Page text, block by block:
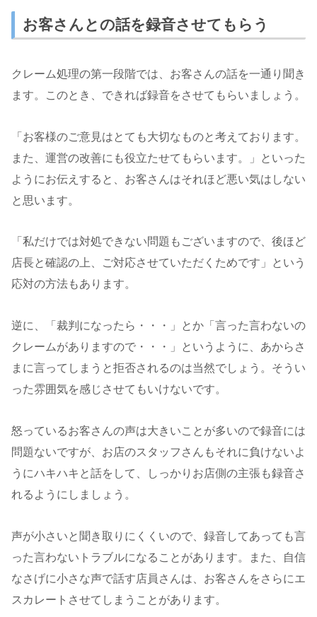
お客さんとの話を録音させてもらう
クレーム処理の第一段階では、お客さんの話を一通り聞き
ます。このとき、できれば録音をさせてもらいましょう。
「お客様のご意見はとても大切なものと考えております。
また、運営の改善にも役立たせてもらいます。」といった
ようにお伝えすると、お客さんはそれほど悪い気はしない
と思います。
「私だけでは対処できない問題もございますので、後ほど
店長と確認の上、ご対応させていただくためです」という
応対の方法もあります。
逆に、「裁判になったら・・・」とか「言った言わないの
クレームがありますので・・・」というように、あからさ
まに言ってしまうと拒否されるのは当然でしょう。そうい
った雰囲気を感じさせてもいけないです。
怒っているお客さんの声は大きいことが多いので録音には
問題ないですが、お店のスタッフさんもそれに負けないよ
うにハキハキと話をして、しっかりお店側の主張も録音さ
れるようにしましょう。
声が小さいと聞き取りにくくいので、録音してあっても言
った言わないトラブルになることがあります。また、自信
なさげに小さな声で話す店員さんは、お客さんをさらにエ
スカレートさせてしまうことがあります。